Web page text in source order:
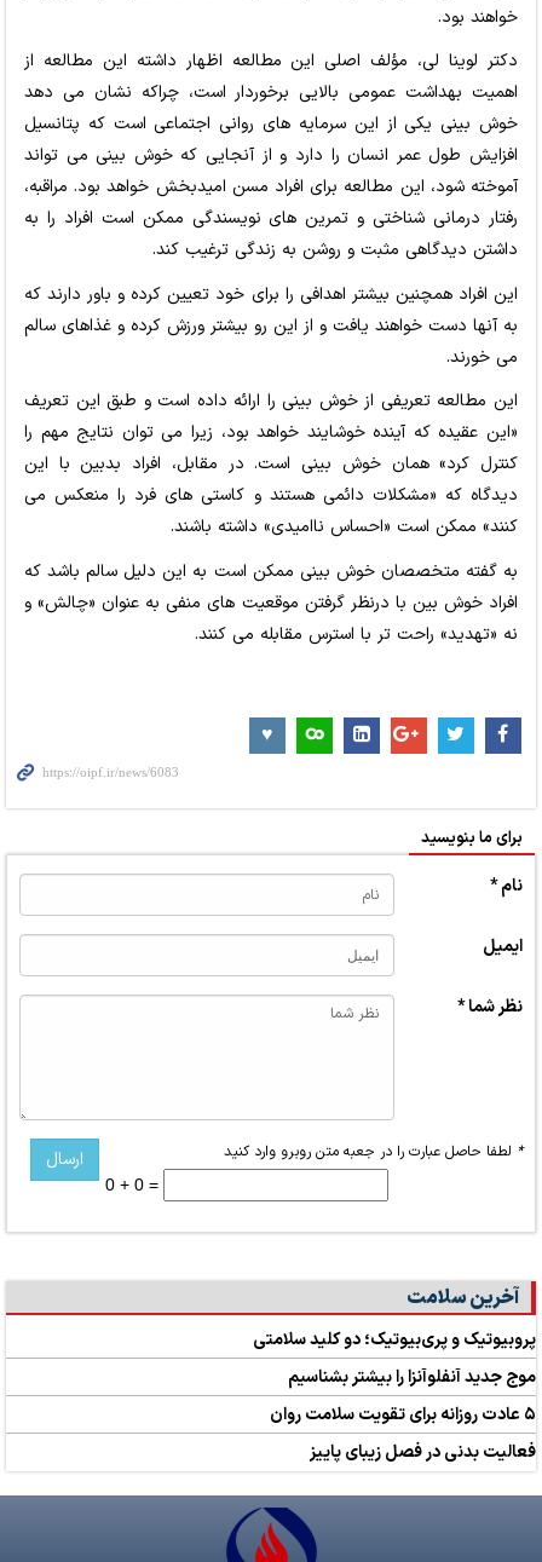
خواهند بود.
دکتر لوینا لی، مؤلف اصلی این مطالعه اظهار داشته این مطالعه از
اهمیت بهداشت عمومی بالایی برخوردار است، چراکه نشان می دهد
خوش بینی یکی از این سرمایه های روانی اجتماعی است که پتانسیل
افزایش طول عمر انسان را دارد و از آنجایی که خوش بینی می تواند
آموخته شود، این مطالعه برای افراد مسن امیدبخش خواهد بود. مراقبه،
رفتار درمانی شناختی و تمرین های نویسندگی ممکن است افراد را به
داشتن دیدگاهی مثبت و روشن به زندگی ترغیب کند.
این افراد همچنین بیشتر اهدافی را برای خود تعیین کرده و باور دارند که
به آنها دست خواهند یافت و از این رو بیشتر ورزش کرده و غذاهای سالم
می خورند.
این مطالعه تعریفی از خوش بینی را ارائه داده است و طبق این تعریف
«این عقیده که آینده خوشایند خواهد بود، زیرا می توان نتایج مهم را
کنترل کرد» همان خوش بینی است. در مقابل، افراد بدبین با این
دیدگاه که «مشکلات دائمی هستند و کاستی های فرد را منعکس می
کنند» ممکن است «احساس ناامیدی» داشته باشند.
به گفته متخصصان خوش بینی ممکن است به این دلیل سالم باشد که
افراد خوش بین با درنظر گرفتن موقعیت های منفی به عنوان «چالش» و
نه «تهدید» راحت تر با استرس مقابله می کنند.
برای ما بنویسید
نام *
ایمیل
نظر شما *
* لطفا حاصل عبارت را در جعبه متن روبرو وارد کنید
0 + 0 =
آخرین سلامت
پروبیوتیک و پری‌بیوتیک؛ دو کلید سلامتی
موج جدید آنفلوآنزا را بیشتر بشناسیم
۵ عادت روزانه برای تقویت سلامت روان
فعالیت بدنی در فصل زیبای پاییز